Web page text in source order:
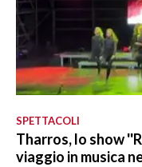
SPETTACOLI
Tharros, lo show
viaggio in musica